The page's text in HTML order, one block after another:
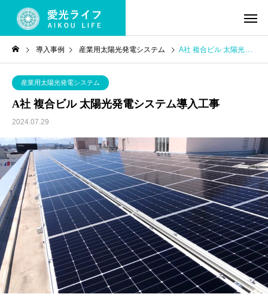
導入事例 産業用太陽光発電システム A社 複合ビル 太陽光発電システム導入工事
産業用太陽光発電システム
A社 複合ビル 太陽光発電システム導入工事
2024.07.29